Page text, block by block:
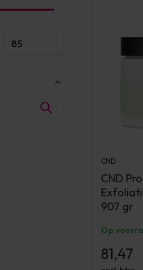
CND
CND
907 gr
Op
81,47